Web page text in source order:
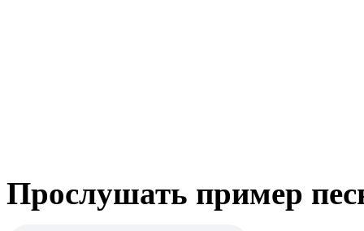
Прослушать пример